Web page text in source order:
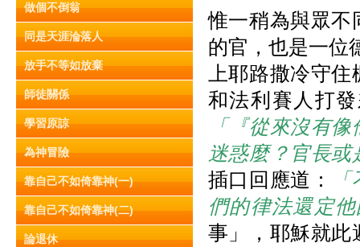
做個不倒翁
同是天涯淪落人
放手不等如放棄
師徒關係
學習原諒
為神冒險
靠自己不如倚靠神(一)
靠自己不如倚靠神(二)
論退休
惟一稍為與眾不
的官，也是一位
上耶路撒冷守
和法利賽人打
「『從來沒有
迷惑麼？官長
插口回應道：
們的律法還定
事」，耶穌就此